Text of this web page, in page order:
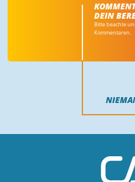
DEIN
Bitte beachte
Kommentaren.